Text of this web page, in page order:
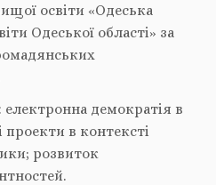
освіти «Одеська
Одеської області» за
: електронна демократія в
проекти в контексті
розвиток